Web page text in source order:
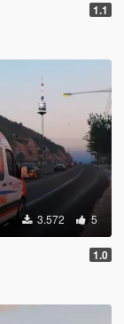
1.1
3.572 5
1.0